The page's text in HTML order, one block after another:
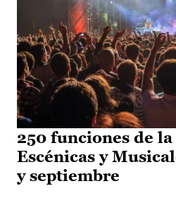
250 funciones de
Escénicas y
y septiembre